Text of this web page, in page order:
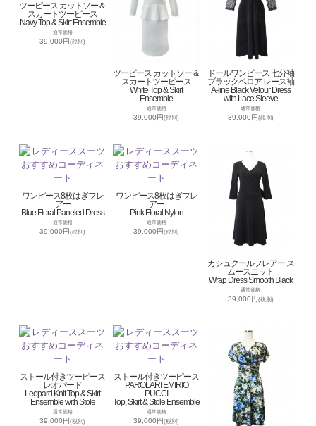
ツーピース カットソー＆
スカートツーピース
Navy Top & Skirt Ensemble
通常価格
39,000円(税別)
ツーピース カットソー＆
スカートツーピース
White Top & Skirt
Ensemble
通常価格
39,000円(税別)
ドールワンピース 七分袖
ブラックベロア レース袖
A-line Black Velour Dress
with Lace Sleeve
通常価格
39,000円(税別)
ワンピース8枚はぎフレ
アー
Blue Floral Paneled Dress
通常価格
39,000円(税別)
ワンピース8枚はぎフレ
アー
Pink Floral Nylon
通常価格
39,000円(税別)
カシュクールフレアー ス
ムースニット
Wrap Dress Smooth Black
通常価格
39,000円(税別)
ストール付きツーピース
レオパード
Leopard Knit Top & Skirt
Ensemble with Stole
通常価格
39,000円(税別)
ストール付きツーピース
PAROLARI EMIRIO
PUCCI
Top, Skirt & Stole Ensemble
通常価格
39,000円(税別)